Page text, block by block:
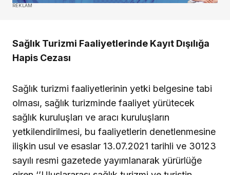
REKLAM
Sağlık Turizmi Faaliyetlerinde Kayıt Dışılığa
Hapis Cezası
Sağlık turizmi faaliyetlerinin yetki belgesine tabi
olması, sağlık turizminde faaliyet yürütecek
sağlık kuruluşları ve aracı kuruluşların
yetkilendirilmesi, bu faaliyetlerin denetlenmesine
ilişkin usul ve esaslar 13.07.2021 tarihli ve 30123
sayılı resmi gazetede yayımlanarak yürürlüğe